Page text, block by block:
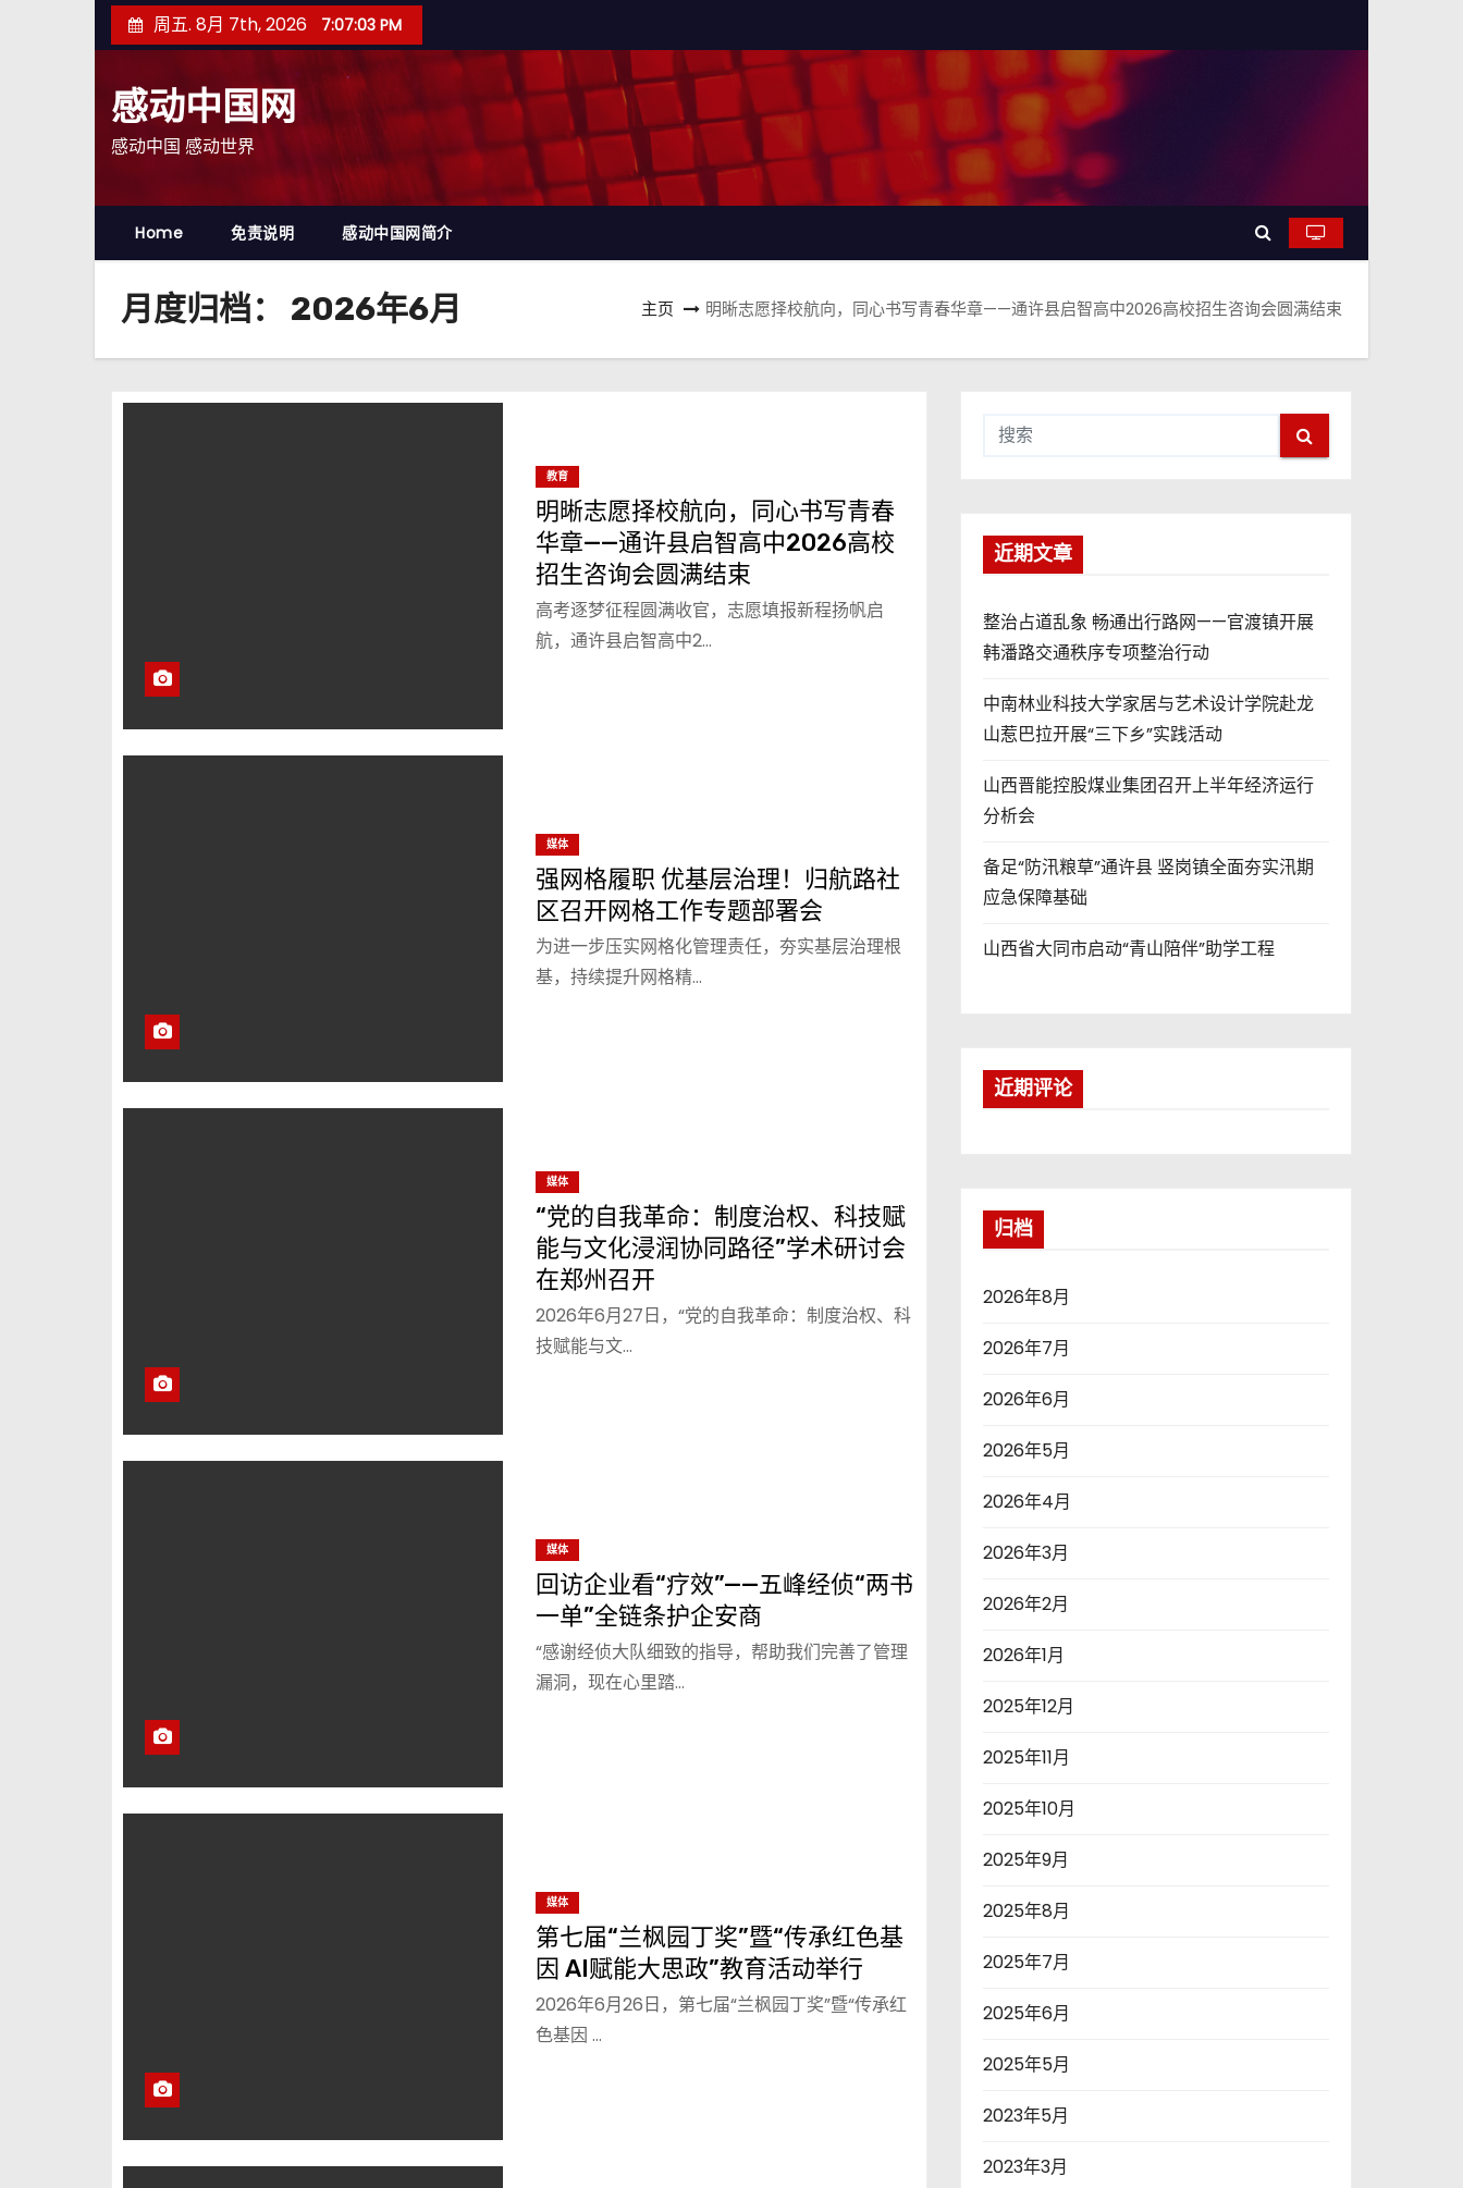
至
周五. 8月 7th, 2026 7:07:04 PM
感动中国网
感动中国 感动世界
Home 免责说明 感动中国网简介
月度归档： 2026年6月 主页 明晰志愿择校航向，同心书写青春华章——通许县启智高中2026高校招生咨询会圆满结束
教育
明晰志愿择校航向，同心书写青春
华章——通许县启智高中2026高校
招生咨询会圆满结束
高考逐梦征程圆满收官，志愿填报新程扬帆启
航，通许县启智高中2…
媒体
强网格履职 优基层治理！归航路社
区召开网格工作专题部署会
为进一步压实网格化管理责任，夯实基层治理根
基，持续提升网格精…
媒体
“党的自我革命：制度治权、科技赋
能与文化浸润协同路径”学术研讨会
在郑州召开
2026年6月27日，“党的自我革命：制度治权、科
技赋能与文…
媒体
回访企业看“疗效”——五峰经侦“两书
一单”全链条护企安商
“感谢经侦大队细致的指导，帮助我们完善了管理
漏洞，现在心里踏…
媒体
第七届“兰枫园丁奖”暨“传承红色基
因 AI赋能大思政”教育活动举行
2026年6月26日，第七届“兰枫园丁奖”暨“传承红
色基因 …
近期文章
整治占道乱象 畅通出行路网——官渡镇开展
韩潘路交通秩序专项整治行动
中南林业科技大学家居与艺术设计学院赴龙
山惹巴拉开展“三下乡”实践活动
山西晋能控股煤业集团召开上半年经济运行
分析会
备足“防汛粮草”通许县 竖岗镇全面夯实汛期
应急保障基础
山西省大同市启动“青山陪伴”助学工程
近期评论
归档
2026年8月
2026年7月
2026年6月
2026年5月
2026年4月
2026年3月
2026年2月
2026年1月
2025年12月
2025年11月
2025年10月
2025年9月
2025年8月
2025年7月
2025年6月
2025年5月
2023年5月
2023年3月